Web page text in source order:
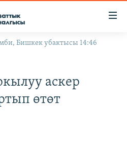
Бишкек убактысы 14:46
аскер
өтөт